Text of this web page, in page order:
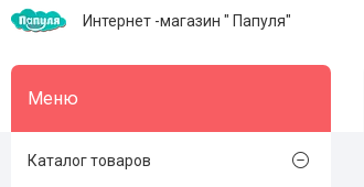
Интернет -магазин " Папуля"
Каталог товаров